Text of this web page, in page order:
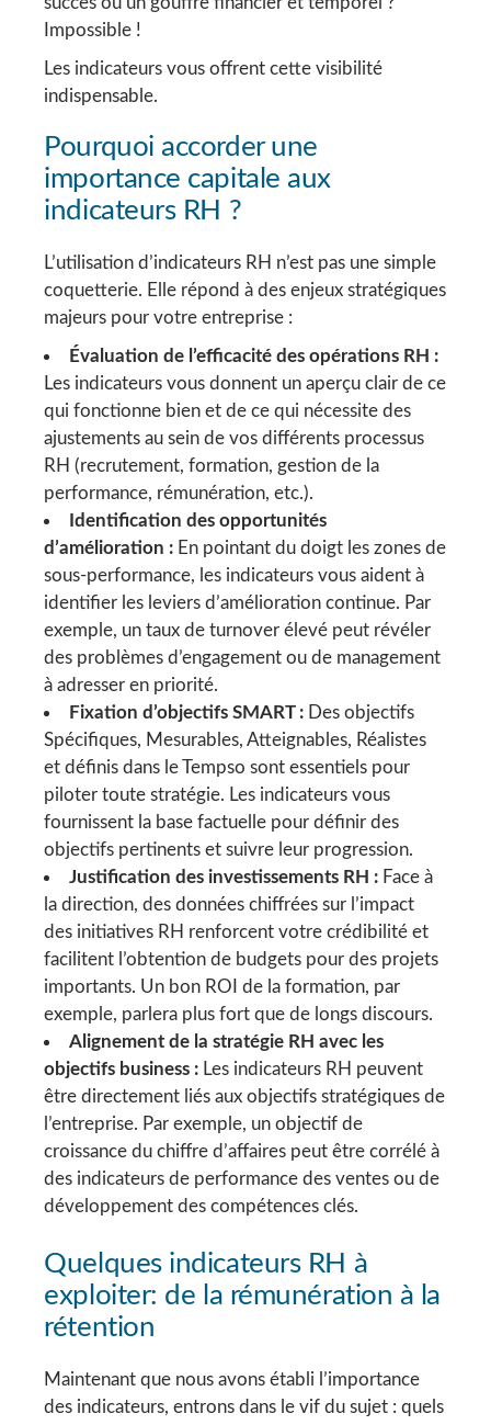
Impossible !
Les indicateurs vous offrent cette visibilité
indispensable.
Pourquoi accorder une
importance capitale aux
indicateurs RH ?
L’utilisation d’indicateurs RH n’est pas une simple
coquetterie. Elle répond à des enjeux stratégiques
majeurs pour votre entreprise :
Évaluation de l’efficacité des opérations RH :
Les indicateurs vous donnent un aperçu clair de ce
qui fonctionne bien et de ce qui nécessite des
ajustements au sein de vos différents processus
RH (recrutement, formation, gestion de la
performance, rémunération, etc.).
Identification des opportunités
d’amélioration : En pointant du doigt les zones de
sous-performance, les indicateurs vous aident à
identifier les leviers d’amélioration continue. Par
exemple, un taux de turnover élevé peut révéler
des problèmes d’engagement ou de management
à adresser en priorité.
Fixation d’objectifs SMART : Des objectifs
Spécifiques, Mesurables, Atteignables, Réalistes
et définis dans le Tempso sont essentiels pour
piloter toute stratégie. Les indicateurs vous
fournissent la base factuelle pour définir des
objectifs pertinents et suivre leur progression.
Justification des investissements RH : Face à
la direction, des données chiffrées sur l’impact
des initiatives RH renforcent votre crédibilité et
facilitent l’obtention de budgets pour des projets
importants. Un bon ROI de la formation, par
exemple, parlera plus fort que de longs discours.
Alignement de la stratégie RH avec les
objectifs business : Les indicateurs RH peuvent
être directement liés aux objectifs stratégiques de
l’entreprise. Par exemple, un objectif de
croissance du chiffre d’affaires peut être corrélé à
des indicateurs de performance des ventes ou de
développement des compétences clés.
Quelques indicateurs RH à
exploiter: de la rémunération à la
rétention
Maintenant que nous avons établi l’importance
des indicateurs, entrons dans le vif du sujet : quels